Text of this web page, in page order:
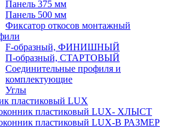
Панель 375 мм
Панель 500 мм
Фиксатор откосов монтажный
F-образный, ФИНИШНЫЙ
П-образный, СТАРТОВЫЙ
Соединительные профиля и
комплектующие
Углы
пластиковый LUX
пластиковый LUX- ХЛЫСТ
пластиковый LUX-В РАЗМЕР